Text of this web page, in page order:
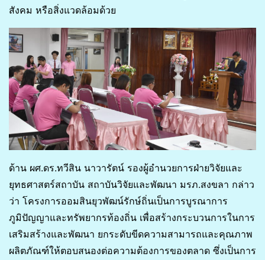
สังคม หรือสิ่งแวดล้อมด้วย
ด้าน ผศ.ดร.ทวีสิน นาวารัตน์ รองผู้อำนวยการฝ่ายวิจัยและ
ยุทธศาสตร์สถาบัน สถาบันวิจัยและพัฒนา มรภ.สงขลา กล่าว
ว่า โครงการออมสินยุวพัฒน์รักษ์ถิ่นเป็นการบูรณาการ
ภูมิปัญญาและทรัพยากรท้องถิ่น เพื่อสร้างกระบวนการในการ
เสริมสร้างและพัฒนา ยกระดับขีดความสามารถและคุณภาพ
ผลิตภัณฑ์ให้ตอบสนองต่อความต้องการของตลาด ซึ่งเป็นการ